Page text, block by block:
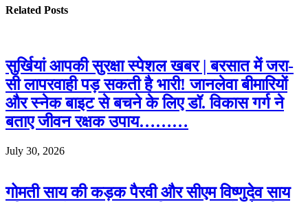
Related Posts
सुर्खियां आपकी सुरक्षा स्पेशल खबर | बरसात में जरा-
सी लापरवाही पड़ सकती है भारी! जानलेवा बीमारियों
और स्नेक बाइट से बचने के लिए डॉ. विकास गर्ग ने
बताए जीवन रक्षक उपाय………
July 30, 2026
गोमती साय की कड़क पैरवी और सीएम विष्णुदेव साय